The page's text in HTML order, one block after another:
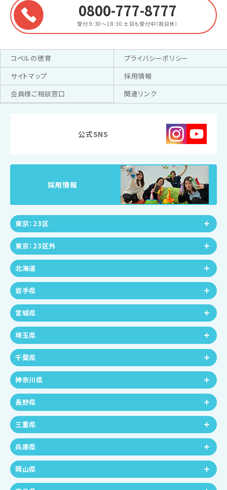
0800-777-8777
受付 9:30～18:30 土日も受付中（祝日休）
コペルの徳育
プライバシーポリシー
サイトマップ
採用情報
会員様ご相談窓口
関連リンク
公式SNS
採用情報
東京：23区
東京：23区外
北海道
岩手県
宮城県
埼玉県
千葉県
神奈川県
長野県
三重県
兵庫県
岡山県